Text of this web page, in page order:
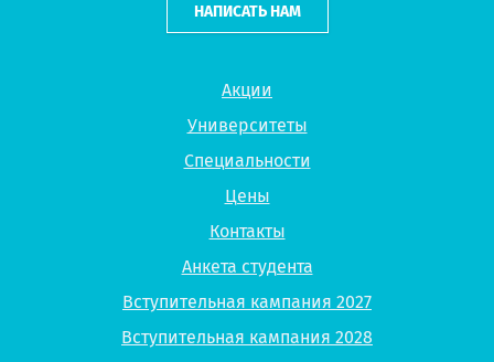
Акции
Университеты
Специальности
Цены
Контакты
Анкета студента
Вступительная кампания 2027
Вступительная кампания 2028
НАПИСАТЬ НАМ